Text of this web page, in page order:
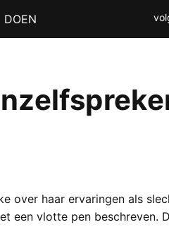
DOEN
over haar ervaringen als
een vlotte pen beschreven.